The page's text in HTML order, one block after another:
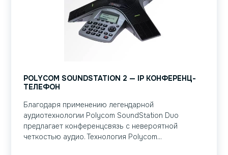
POLYCOM SOUNDSTATION 2 — IP КОНФЕРЕНЦ-
ТЕЛЕФОН
Благодаря применению легендарной
аудиотехнологии Polycom SoundStation Duo
предлагает конференцсвязь с невероятной
четкостью аудио. Технология Polycom...